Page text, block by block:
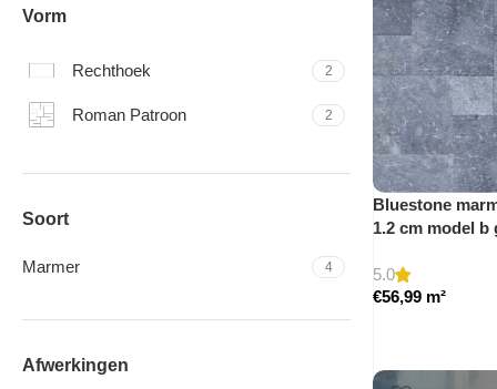
Vorm
Rechthoek 2
Roman Patroon 2
Soort
Marmer 4
Afwerkingen
Bluestone
1.2 cm model b
5.0
€56,99 m²